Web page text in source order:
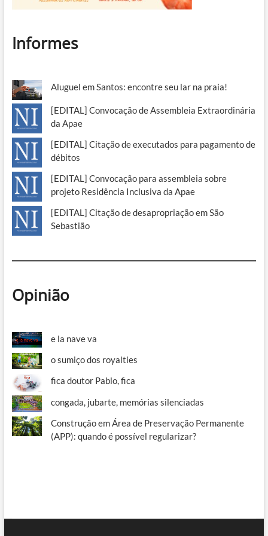
Informes
Aluguel em Santos: encontre seu lar na praia!
[EDITAL] Convocação de Assembleia Extraordinária
da Apae
[EDITAL] Citação de executados para pagamento de
débitos
[EDITAL] Convocação para assembleia sobre
projeto Residência Inclusiva da Apae
[EDITAL] Citação de desapropriação em São
Sebastião
Opinião
e la nave va
o sumiço dos royalties
fica doutor Pablo, fica
congada, jubarte, memórias silenciadas
Construção em Área de Preservação Permanente
(APP): quando é possível regularizar?